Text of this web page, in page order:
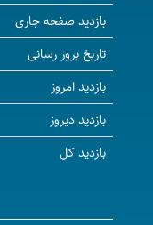
( بخش سرپایی
بیجار
آگهی
نسخه پیچی و
درمانی توحید در
and
2026- 2027
بازدید صفحه جاری
تاریخ بروز رسانی
بازدید امروز
بازدید دیروز
بازدید کل